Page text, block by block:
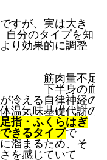
すが、実は大き
自分のタイプを知
り効果的に調整
筋肉量不足
下半身の血
冷える 自律神経の
温気味基礎代謝の
指・ふくらはぎ
きるタイプで
溜まるため、そ
を感じていて